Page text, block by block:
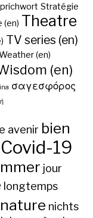
Stratégie
(en) Theatre
TV series (en)
(en)
(en)
σαγεσφόρος
avenir bien
Covid-19
jour
longtemps
nature nichts